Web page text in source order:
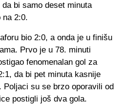
bi samo deset minuta
2:0.
bio 2:0, a onda je u finišu
Prvo je u 78. minuti
fenomenalan gol za
da bi pet minuta kasnije
Poljaci su se brzo oporavili od
postigli još dva gola.